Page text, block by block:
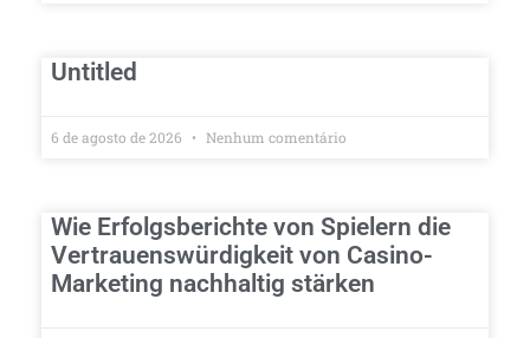
Untitled
6 de agosto de 2026 Nenhum comentário
Wie Erfolgsberichte von Spielern die
Vertrauenswürdigkeit von Casino-
Marketing nachhaltig stärken